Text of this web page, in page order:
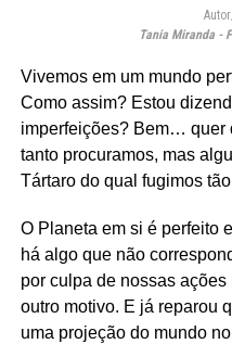
Tania Miranda -
Vivemos em um mundo
Como assim? Estou
imperfeições? Bem…
tanto procuramos, mas
Tártaro do qual fugimos
O Planeta em si é perfeito
há algo que não
por culpa de nossas
outro motivo. E já reparou
uma projeção do mundo